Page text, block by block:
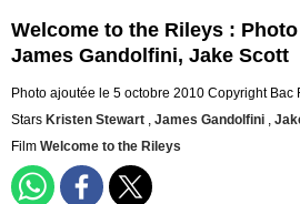
Welcome to the Rileys :
James Gandolfini, Jake Scott
Photo ajoutée le 5 octobre 2010 Copyright Bac
Stars Kristen Stewart , James Gandolfini ,
Film Welcome to the Rileys